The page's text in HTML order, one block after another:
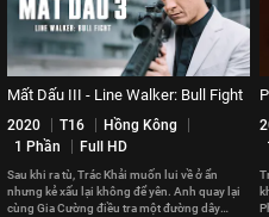
Mất Dấu III - Line Walker: Bull Fight
2020 T16
Hồng Kông
1 Phần
Full HD
Sau khi ra tù, Trác Khải muốn lui về ở ẩn
nhưng kẻ xấu lại không để yên. Anh quay lại
cùng Gia Cường điều tra một đường dây